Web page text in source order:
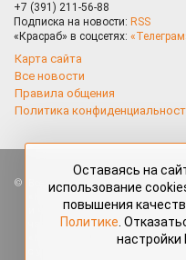
+7 (391) 211-56-88
Подписка на новости: RSS
«Красраб» в соцсетях:
Карта сайта
Все новости
Правила общения
Политика
Все права защищены. Любые
«Красраб.ру» сотрудниками
и читателями, являются
частичное использование
«Красраб.ру», допускается
Оставаясь на
использование
повышения
Политике .
настройки